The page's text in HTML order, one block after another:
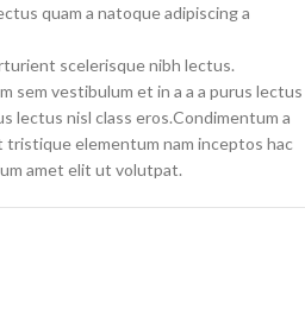
quam a natoque adipiscing a
scelerisque nibh lectus.
sem vestibulum et in a a a purus lectus
lectus nisl class eros.Condimentum a
elementum nam inceptos hac
amet elit ut volutpat.